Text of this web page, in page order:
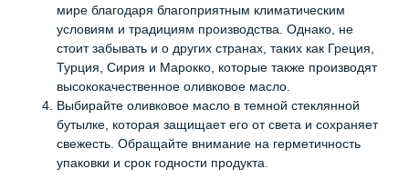
мире благодаря благоприятным климатическим
условиям и традициям производства. Однако, не
стоит забывать и о других странах, таких как Греция,
Турция, Сирия и Марокко, которые также производят
высококачественное оливковое масло.
Выбирайте оливковое масло в темной стеклянной
бутылке, которая защищает его от света и сохраняет
свежесть. Обращайте внимание на герметичность
упаковки и срок годности продукта.